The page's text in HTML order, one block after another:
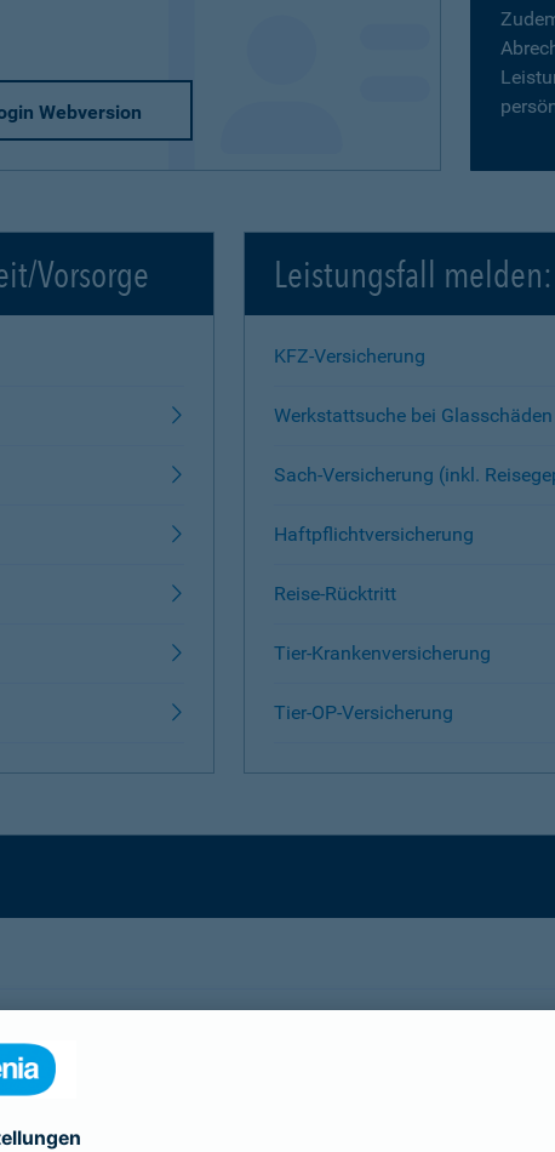
Webversion
Vorsorge Leistungsfall
KFZ-Versicherung
Werkstattsuche bei Glasschäden
Sach-Versicherung (inkl.
Haftpflichtversicherung
Reise-Rücktritt
Tier-Krankenversicherung
Tier-OP-Versicherung